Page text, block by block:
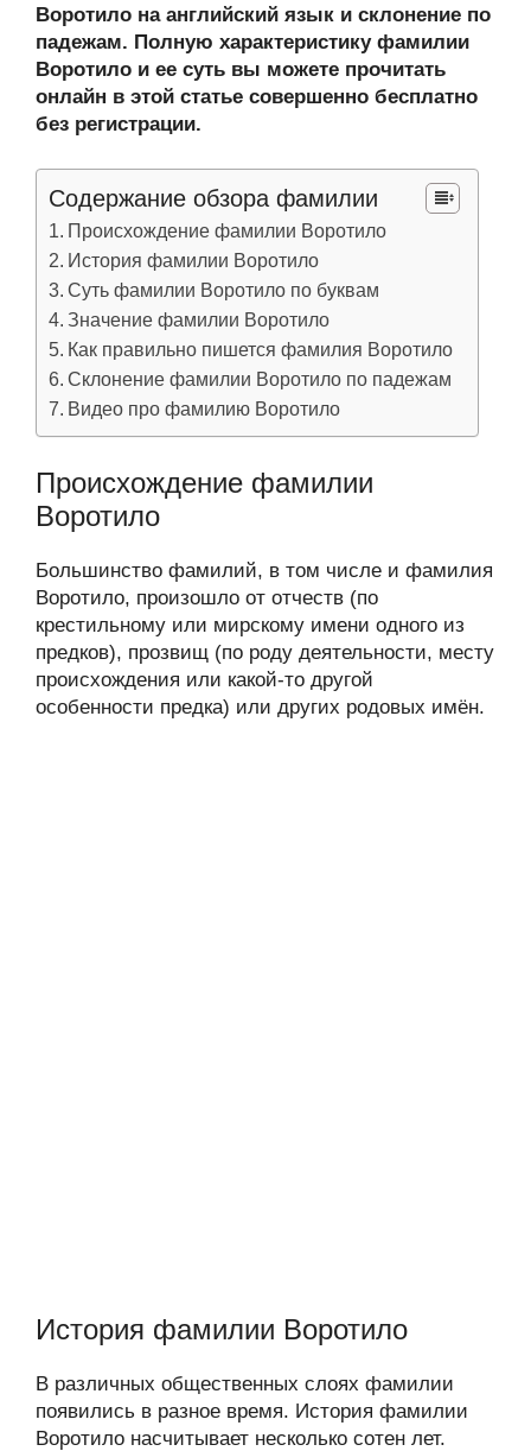
Воротило на английский язык и склонение по
падежам. Полную характеристику фамилии
Воротило и ее суть вы можете прочитать
онлайн в этой статье совершенно бесплатно
без регистрации.
Содержание обзора фамилии
Происхождение фамилии Воротило
История фамилии Воротило
Суть фамилии Воротило по буквам
Значение фамилии Воротило
Как правильно пишется фамилия Воротило
Склонение фамилии Воротило по падежам
Видео про фамилию Воротило
Происхождение фамилии
Воротило
Большинство фамилий, в том числе и фамилия
Воротило, произошло от отчеств (по
крестильному или мирскому имени одного из
предков), прозвищ (по роду деятельности, месту
происхождения или какой-то другой
особенности предка) или других родовых имён.
История фамилии Воротило
В различных общественных слоях фамилии
появились в разное время. История фамилии
Воротило насчитывает несколько сотен лет.